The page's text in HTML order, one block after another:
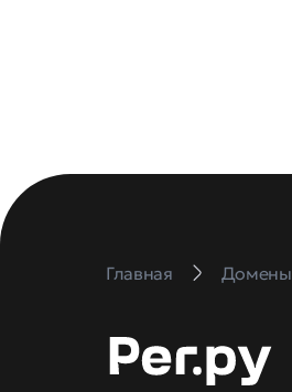
Главная Домены